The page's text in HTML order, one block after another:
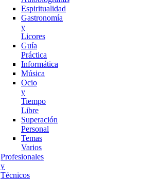
Espiritualidad
Gastronomía
y
Licores
Guía
Práctica
Informática
Música
Ocio
y
Tiempo
Libre
Superación
Personal
Temas
Varios
Profesionales
y
Técnicos